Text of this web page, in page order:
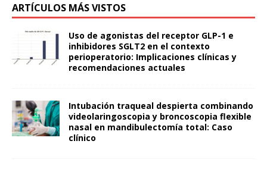
ARTÍCULOS MÁS VISTOS
Uso de agonistas del receptor GLP-1 e
inhibidores SGLT2 en el contexto
perioperatorio: Implicaciones clínicas y
recomendaciones actuales
Intubación traqueal despierta combinando
videolaringoscopia y broncoscopia flexible
nasal en mandibulectomía total: Caso
clínico